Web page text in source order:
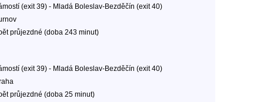
(exit 39) - Mladá Boleslav-Bezděčín (exit 40)
průjezdné (doba 243 minut)
(exit 39) - Mladá Boleslav-Bezděčín (exit 40)
průjezdné (doba 25 minut)